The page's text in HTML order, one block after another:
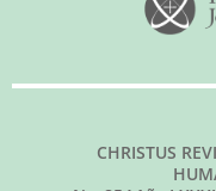
CHRISTUS